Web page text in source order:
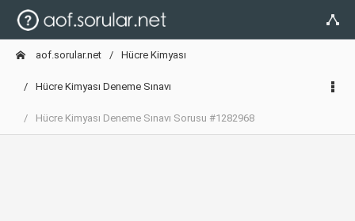
aof.sorular.net Hücre Kimyası
Hücre Kimyası Deneme Sınavı
Hücre Kimyası Deneme Sınavı Sorusu #1282968